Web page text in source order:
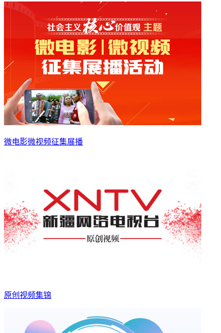
微电影微视频征集展播
原创视频集锦